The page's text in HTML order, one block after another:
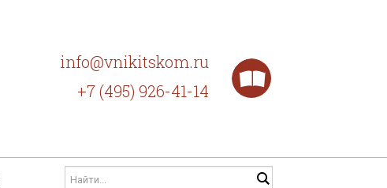
info@vnikitskom.ru
+7 (495) 926-41-14